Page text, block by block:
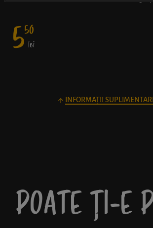
550
lei
INFORMAȚII
POATE ȚI-E